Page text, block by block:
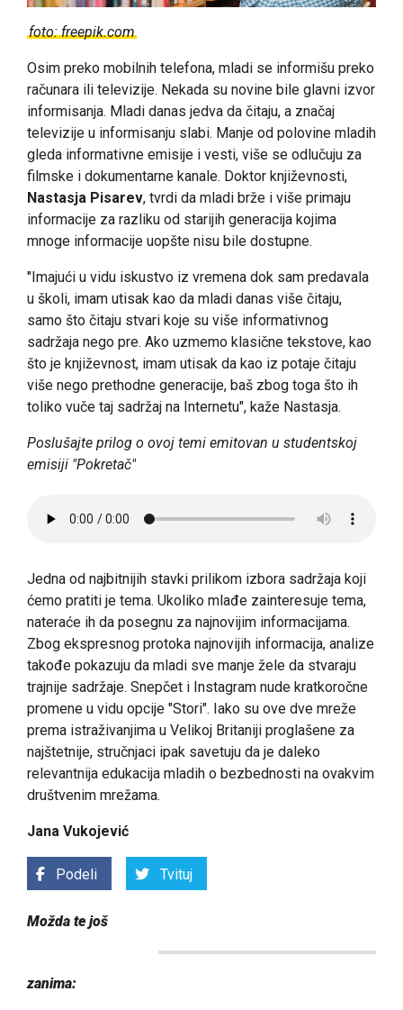
foto: freepik.com
Osim preko mobilnih telefona, mladi se informišu preko
računara ili televizije. Nekada su novine bile glavni izvor
informisanja. Mladi danas jedva da čitaju, a značaj
televizije u informisanju slabi. Manje od polovine mladih
gleda informativne emisije i vesti, više se odlučuju za
filmske i dokumentarne kanale. Doktor književnosti,
Nastasja Pisarev, tvrdi da mladi brže i više primaju
informacije za razliku od starijih generacija kojima
mnoge informacije uopšte nisu bile dostupne.
"Imajući u vidu iskustvo iz vremena dok sam predavala
u školi, imam utisak kao da mladi danas više čitaju,
samo što čitaju stvari koje su više informativnog
sadržaja nego pre. Ako uzmemo klasične tekstove, kao
što je književnost, imam utisak da kao iz potaje čitaju
više nego prethodne generacije, baš zbog toga što ih
toliko vuče taj sadržaj na Internetu", kaže Nastasja.
Poslušajte prilog o ovoj temi emitovan u studentskoj
emisiji "Pokretač"
Jedna od najbitnijih stavki prilikom izbora sadržaja koji
ćemo pratiti je tema. Ukoliko mlađe zainteresuje tema,
nateraće ih da posegnu za najnovijim informacijama.
Zbog ekspresnog protoka najnovijih informacija, analize
takođe pokazuju da mladi sve manje žele da stvaraju
trajnije sadržaje. Snepčet i Instagram nude kratkoročne
promene u vidu opcije "Stori". Iako su ove dve mreže
prema istraživanjima u Velikoj Britaniji proglašene za
najštetnije, stručnjaci ipak savetuju da je daleko
relevantnija edukacija mladih o bezbednosti na ovakvim
društvenim mrežama.
Jana Vukojević
Podeli Tvituj
Možda te još
zanima: